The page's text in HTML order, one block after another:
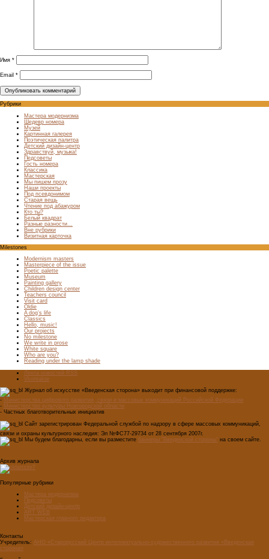
Имя *
Email *
Рубрики
Мастера модернизма
Шедевр номера
Музей
Картинная галерея
Поэтическая палитра
Детский дизайн-центр
Здравствуй, музыка!
Педсоветы
Гость номера
Классика
Мастерская
Мы пишем прозу
Наши проекты
Под псевдонимом
Старая вещь
Чтение под абажуром
Кто ты?
Белый квадрат
Разные разности…
Вне рубрики
Визитная карточка
Milestones
Modernism masters
Masterpiece of the issue
Poetic palette
Museum
Painting gallery
Children design center
Teachers council
Visit card
Oldie
A dog’s life
Classics
Hello, music!
Our projects
No milestone
We write in prose
White square
Who are you?
Reading under the lamp shade
Лента новостей RSS
Vkontakte
Журнал об искусстве «Введенская сторона» выходит при финансовой поддержке:
- Министерства цифрового развития, связи и массовых коммуникаций Российской Федерации
- Министерство культуры Новгородской области
- Частных благотворительных инициатив
Сайт зарегистрирован Федеральной службой по надзору в сфере массовых коммуникаций,
связи и охраны культурного наследия: Эл №ФС77-29734 от 28 сентября 2007г.
Мы будем благодарны, если вы разместите баннеры "Введенской стороны" на своем сайте.
Архив журнала
Популярные рубрики
Мастера модернизма
Педсоветы
Детский дизайн-центр
ART WEB
Мастерская главного редактора
Контакты
Учредитель: АНО «Старорусский Центр интеллектуально-художественного развития «Введенская
сторона»